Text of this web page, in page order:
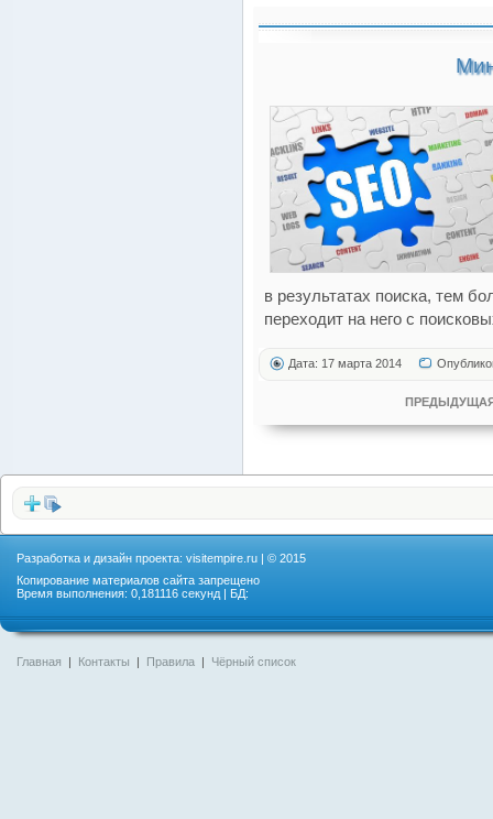
в результатах поиска, тем
переходит на него с
Дата: 17 марта 2014
Разработка и дизайн проекта: visitempire.ru | © 2015
Копирование материалов сайта запрещено
Время выполнения: 0,181116 секунд | БД:
Главная | Контакты | Правила | Чёрный список